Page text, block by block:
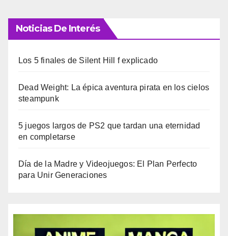
Noticias De Interés
Los 5 finales de Silent Hill f explicado
Dead Weight: La épica aventura pirata en los cielos
steampunk
5 juegos largos de PS2 que tardan una eternidad
en completarse
Día de la Madre y Videojuegos: El Plan Perfecto
para Unir Generaciones